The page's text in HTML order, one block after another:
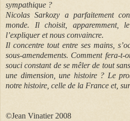
sympathique ?
Nicolas Sarkozy a parfaitement
monde. Il choisit, apparemment,
l’expliquer et nous convaincre.
Il concentre tout entre ses mains,
sous-amendements. Comment fera-
souci constant de se mêler de tout
une dimension, une histoire ? Le
notre histoire, celle de la France et,
©Jean Vinatier 2008